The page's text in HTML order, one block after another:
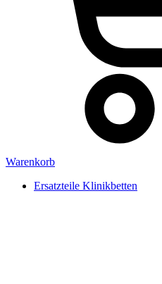
Warenkorb
Ersatzteile Klinikbetten